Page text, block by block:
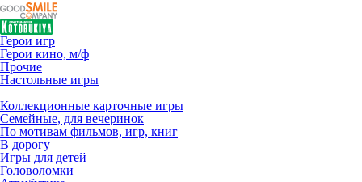
Герои игр
Герои кино, м/ф
Прочие
Настольные игры
Коллекционные карточные игры
Семейные, для вечеринок
По мотивам фильмов, игр, книг
В дорогу
Игры для детей
Головоломки